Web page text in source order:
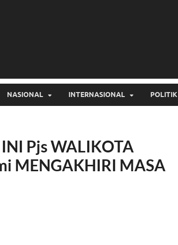
NASIONAL INTERNASIONAL POLITIK
Pjs WALIKOTA
MENGAKHIRI MASA